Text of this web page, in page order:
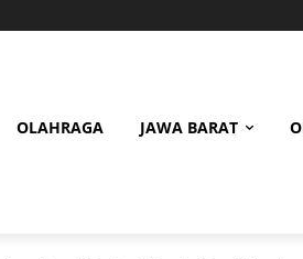
OLAHRAGA JAWA BARAT